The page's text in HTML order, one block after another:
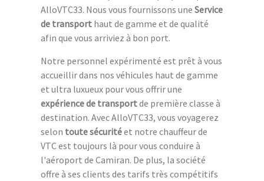
AlloVTC33. Nous vous fournissons une Service
de transport haut de gamme et de qualité
afin que vous arriviez à bon port.
Notre personnel expérimenté est prêt à vous
accueillir dans nos véhicules haut de gamme
et ultra luxueux pour vous offrir une
expérience de transportde première classe à
destination. Avec AlloVTC33, vous voyagerez
selon toute sécuritéet notre chauffeur de
VTC est toujours là pour vous conduire à
l'aéroport de Camiran. De plus, la société
offre à ses clients des tarifs très compétitifs